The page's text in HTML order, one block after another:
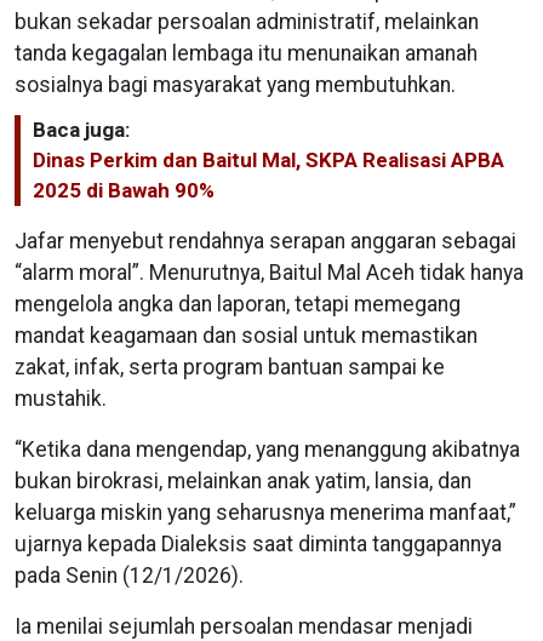
bukan sekadar persoalan administratif, melainkan
tanda kegagalan lembaga itu menunaikan amanah
sosialnya bagi masyarakat yang membutuhkan.
Baca juga:
Dinas Perkim dan Baitul Mal, SKPA Realisasi APBA
2025 di Bawah 90%
Jafar menyebut rendahnya serapan anggaran sebagai
“alarm moral”. Menurutnya, Baitul Mal Aceh tidak hanya
mengelola angka dan laporan, tetapi memegang
mandat keagamaan dan sosial untuk memastikan
zakat, infak, serta program bantuan sampai ke
mustahik.
“Ketika dana mengendap, yang menanggung akibatnya
bukan birokrasi, melainkan anak yatim, lansia, dan
keluarga miskin yang seharusnya menerima manfaat,”
ujarnya kepada Dialeksis saat diminta tanggapannya
pada Senin (12/1/2026).
Ia menilai sejumlah persoalan mendasar menjadi